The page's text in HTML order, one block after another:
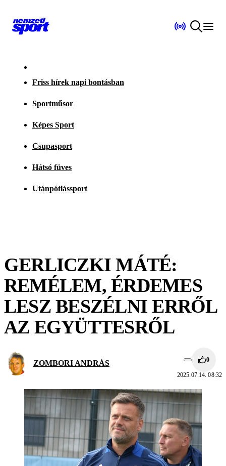
Friss hírek napi bontásban
Sportműsor
Képes Sport
Csupasport
Hátsó füves
Utánpótlássport
GERLICZKI MÁTÉ:
REMÉLEM, ÉRDEMES
LESZ BESZÉLNI ERRŐL
AZ EGYÜTTESRŐL
ZOMBORI ANDRÁS 0
2025.07.14. 08:32